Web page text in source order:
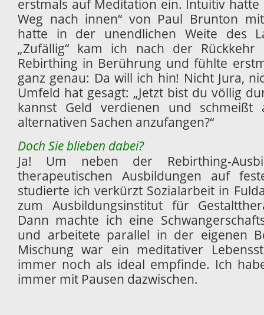
erstmals auf Meditation ein. Intuitiv hatte
Weg nach innen“ von Paul Brunton
hatte in der unendlichen Weite des
„Zufällig“ kam ich nach der
Rebirthing in Berührung und fühlte
ganz genau: Da will ich hin! Nicht Jura,
Umfeld hat gesagt: „Jetzt bist du völlig
kannst Geld verdienen und
alternativen Sachen anzufangen?“
Doch Sie blieben dabei?
Ja! Um neben der Rebirthing-
therapeutischen Ausbildungen auf
studierte ich verkürzt Sozialarbeit in
zum Ausbildungsinstitut für
Dann machte ich eine
und arbeitete parallel in der eigenen
Mischung war ein meditativer
immer noch als ideal empfinde. Ich
immer mit Pausen dazwischen.